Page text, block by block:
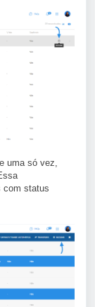
uma só vez,
com status